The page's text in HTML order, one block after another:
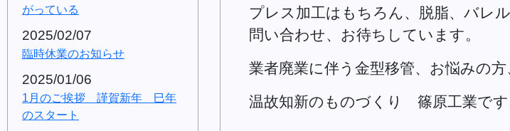
がっている
2025/02/07
臨時休業のお知らせ
2025/01/06
1月のご挨拶 謹賀新年 巳年
のスタート
プレス加工はもちろん、脱脂、バレ
問い合わせ、お待ちしています。
業者廃業に伴う金型移管、お悩みの方
温故知新のものづくり 篠原工業です